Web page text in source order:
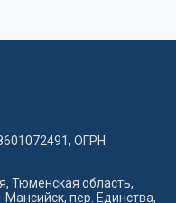
ОГРН
Тюменская область,
пер. Единства,